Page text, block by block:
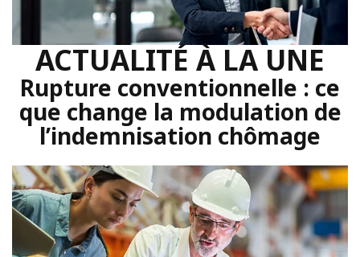
ACTUALITÉ À LA UNE
Rupture conventionnelle : ce
que change la modulation de
l’indemnisation chômage